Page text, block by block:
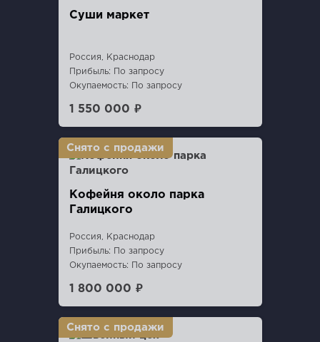
Суши маркет
Россия, Краснодар
Прибыль: По запросу
Окупаемость: По запросу
1 550 000 ₽
Кофейня около парка
Галицкого
Россия, Краснодар
Прибыль: По запросу
Окупаемость: По запросу
1 800 000 ₽